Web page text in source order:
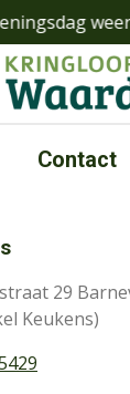
Contact
29
Keukens)